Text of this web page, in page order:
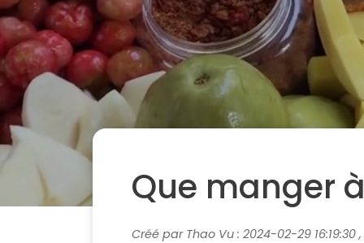
Que manger
Créé par Thao Vu : 2024-02-29